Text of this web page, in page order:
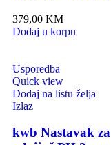
379,00 KM
Dodaj u korpu
Usporedba
Quick view
Dodaj na listu želja
Izlaz
kwb Nastavak za